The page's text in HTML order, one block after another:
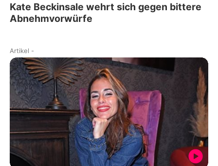
Kate Beckinsale wehrt sich gegen bittere
Abnehmvorwürfe
Artikel -